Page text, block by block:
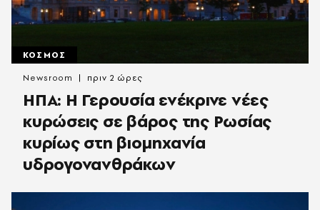
ΚΟΣΜΟΣ
ΗΠΑ: Η Γερουσία ενέκρινε νέες
κυρώσεις σε βάρος της Ρωσίας
κυρίως στη βιομηχανία
υδρογονανθράκων
Newsroom πριν 2 ώρες